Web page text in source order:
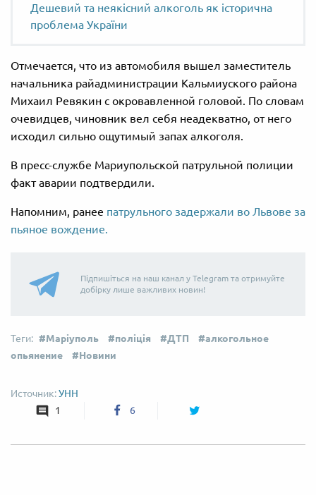
Дешевий та неякісний алкоголь як історична
проблема України
Отмечается, что из автомобиля вышел заместитель
начальника райадминистрации Кальмиуского района
Михаил Ревякин с окровавленной головой. По словам
очевидцев, чиновник вел себя неадекватно, от него
исходил сильно ощутимый запах алкоголя.
В пресс-службе Мариупольской патрульной полиции
факт аварии подтвердили.
Напомним, ранее патрульного задержали во Львове за
пьяное вождение.
Підпишіться на наш канал у Telegram та отримуйте
добірку лише важливих новин!
Маріуполь поліція ДТП
алкогольное
опьянение
Новини
УНН
1
6